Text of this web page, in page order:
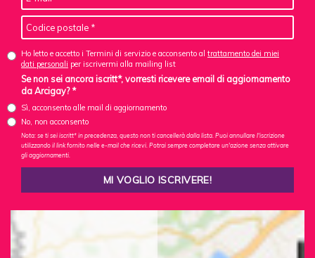
Ho letto e accetto i Termini di servizio e acconsento al trattamento dei miei
dati personali per iscrivermi alla mailing list
Se non sei ancora iscritt*, vorresti ricevere email di aggiornamento
da Arcigay? *
Sì, acconsento alle mail di aggiornamento
No, non acconsento
Nota: se ti sei iscritt* in precedenza, questo non ti cancellerà dalla lista. Puoi annullare l'iscrizione
utilizzando il link fornito nelle e-mail che ricevi. Potrai sempre completare un'azione senza attivare
gli aggiornamenti.